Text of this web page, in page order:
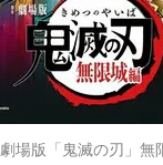
劇場版「鬼滅の刃」無